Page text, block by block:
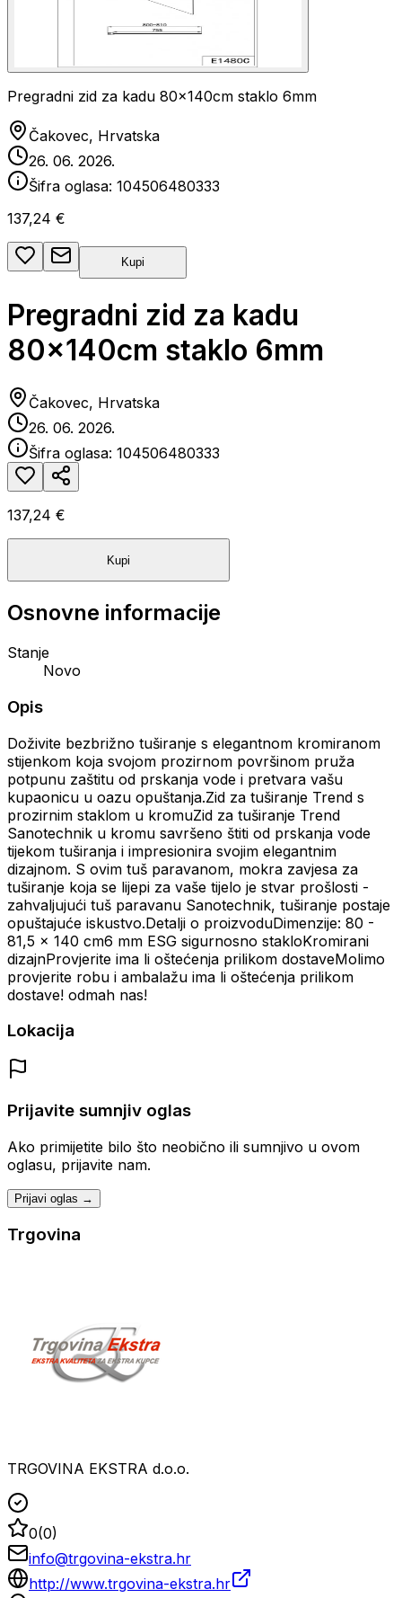
Pregradni zid za kadu 80x140cm staklo 6mm
Čakovec, Hrvatska
26. 06. 2026.
Šifra oglasa: 104506480333
137,24 €
Kupi
Pregradni zid za kadu
80x140cm staklo 6mm
Čakovec, Hrvatska
26. 06. 2026.
Šifra oglasa: 104506480333
137,24 €
Kupi
Osnovne informacije
Stanje
Novo
Opis
Doživite bezbrižno tuširanje s elegantnom kromiranom
stijenkom koja svojom prozirnom površinom pruža
potpunu zaštitu od prskanja vode i pretvara vašu
kupaonicu u oazu opuštanja.Zid za tuširanje Trend s
prozirnim staklom u kromuZid za tuširanje Trend
Sanotechnik u kromu savršeno štiti od prskanja vode
tijekom tuširanja i impresionira svojim elegantnim
dizajnom. S ovim tuš paravanom, mokra zavjesa za
tuširanje koja se lijepi za vaše tijelo je stvar prošlosti -
zahvaljujući tuš paravanu Sanotechnik, tuširanje postaje
opuštajuće iskustvo.Detalji o proizvoduDimenzije: 80 -
81,5 x 140 cm6 mm ESG sigurnosno stakloKromirani
dizajnProvjerite ima li oštećenja prilikom dostaveMolimo
provjerite robu i ambalažu ima li oštećenja prilikom
dostave! odmah nas!
Lokacija
Prijavite sumnjiv oglas
Ako primijetite bilo što neobično ili sumnjivo u ovom
oglasu, prijavite nam.
Prijavi oglas →
Trgovina
TRGOVINA EKSTRA d.o.o.
0(0)
info@trgovina-ekstra.hr
http://www.trgovina-ekstra.hr